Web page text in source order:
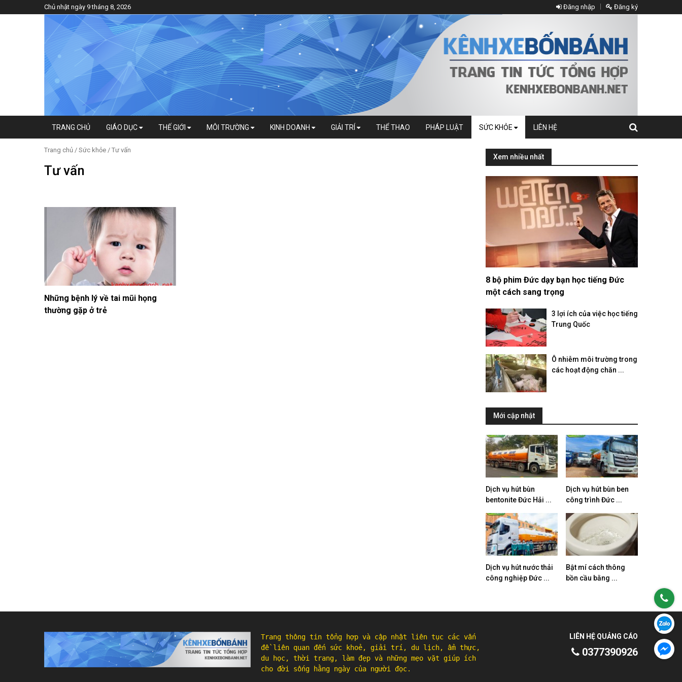
Chủ nhật ngày 9 tháng 8, 2026 Đăng nhập Đăng ký
TRANG CHỦ GIÁO DỤC THẾ GIỚI MÔI TRƯỜNG KINH DOANH GIẢI TRÍ THỂ THAO PHÁP LUẬT SỨC KHỎE LIÊN HỆ
Trang chủ / Sức khỏe / Tư vấn
Tư vấn
Những bệnh lý về tai mũi họng
thường gặp ở trẻ
Xem nhiều nhất
8 bộ phim Đức dạy bạn học tiếng Đức
một cách sang trọng
3 lợi ích của việc học tiếng
Trung Quốc
Ô nhiễm môi trường trong
các hoạt động chăn ...
Mới cập nhật
Dịch vụ hút bùn
bentonite Đức Hải ...
Dịch vụ hút bùn ben
công trình Đức ...
Dịch vụ hút nước thải
công nghiệp Đức ...
Bật mí cách thông
bồn cầu bằng ...
Trang thông tin tổng hợp và cập nhật liên tục các vấn
đề liên quan đến sức khoẻ, giải trí, du lịch, ẩm thực,
du học, thời trang, làm đẹp và những mẹo vặt giúp ích
cho đời sống hằng ngày của người đọc.
LIÊN HỆ QUẢNG CÁO
0377390926